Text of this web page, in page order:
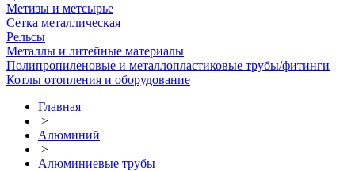
Метизы и метсырье
Сетка металлическая
Рельсы
Металлы и литейные материалы
Полипропиленовые и металлопластиковые трубы/фитинги
Котлы отопления и оборудование
Главная
>
Алюминий
>
Алюминиевые трубы